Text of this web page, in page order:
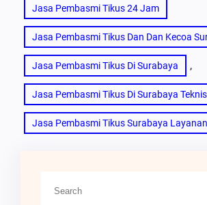
Jasa Pembasmi Tikus 24 Jam
Jasa Pembasmi Tikus Dan Dan Kecoa
Jasa Pembasmi Tikus Di Surabaya ,
Jasa Pembasmi Tikus Di Surabaya
Jasa Pembasmi Tikus Surabaya